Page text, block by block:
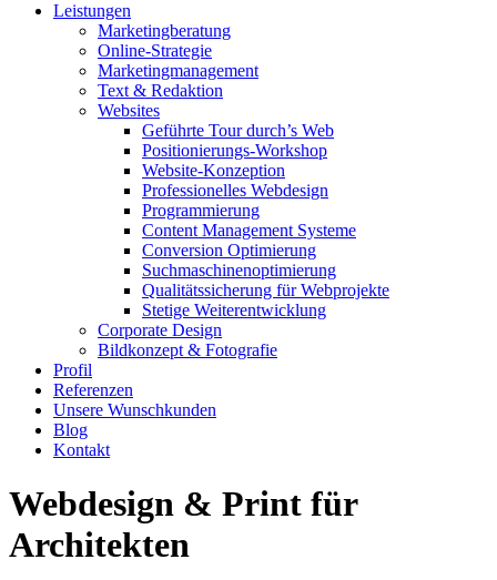
Leistungen
Marketingberatung
Online-Strategie
Marketingmanagement
Text & Redaktion
Websites
Geführte Tour durch’s Web
Positionierungs-Workshop
Website-Konzeption
Professionelles Webdesign
Programmierung
Content Management Systeme
Conversion Optimierung
Suchmaschinenoptimierung
Qualitätssicherung für Webprojekte
Stetige Weiterentwicklung
Corporate Design
Bildkonzept & Fotografie
Profil
Referenzen
Unsere Wunschkunden
Blog
Kontakt
Webdesign & Print für
Architekten